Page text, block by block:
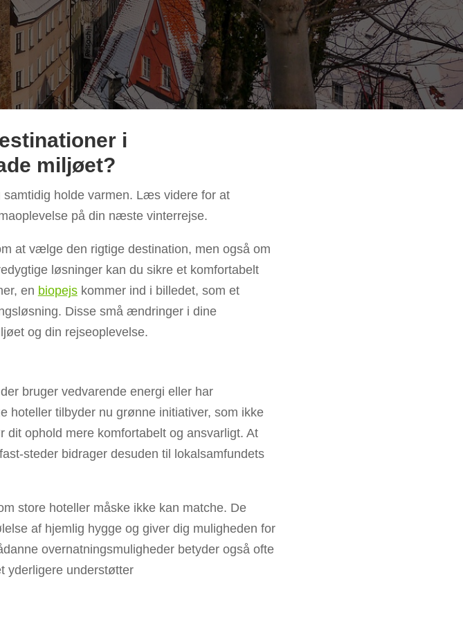
i
miljøet?
holde varmen. Læs videre for at
på din næste vinterrejse.
at vælge den rigtige destination, men også om
løsninger kan du sikre et komfortabelt
en biopejskommer ind i billedet, som et
Disse små ændringer i dine
og din rejseoplevelse.
bruger vedvarende energi eller har
hoteller tilbyder nu grønne initiativer, som ikke
ophold mere komfortabelt og ansvarligt. At
steder bidrager desuden til lokalsamfundets
store hoteller måske ikke kan matche. De
af hjemlig hygge og giver dig muligheden for
overnatningsmuligheder betyder også ofte
yderligere understøtter